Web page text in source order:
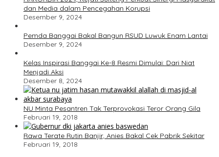
dan Media dalam Pencegahan Korupsi
Desember 9, 2024
Pemda Banggai Bakal Bangun RSUD Luwuk Enam Lantai
Desember 9, 2024
Kelas Inspirasi Banggai Ke-8 Resmi Dimulai: Dari Niat
Menjadi Aksi
Desember 8, 2024
NU Minta Pesantren Tak Terprovokasi Teror Orang Gila
Februari 19, 2018
Rawa Terate Rutin Banjir, Anies Bakal Cek Pabrik Sekitar
Februari 19, 2018